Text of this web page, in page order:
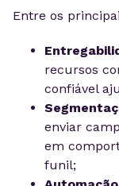
Entre os
recursos
confiável
enviar
em
funil;